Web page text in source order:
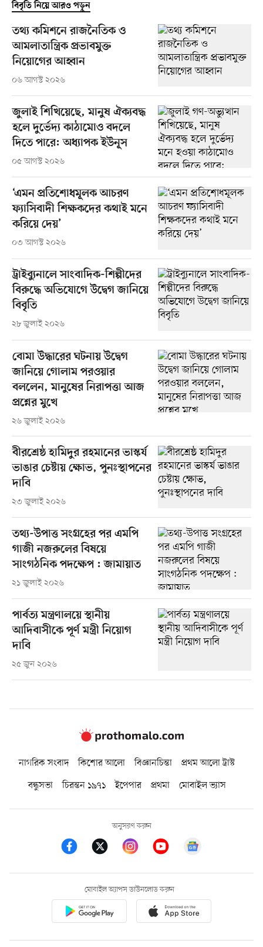
বিবৃতি নিয়ে আরও পড়ুন
তথ্য কমিশনে রাজনৈতিক ও
আমলাতান্ত্রিক প্রভাবমুক্ত
নিয়োগের আহ্বান
০৬ আগস্ট ২০২৬
জুলাই শিখিয়েছে, মানুষ ঐক্যবদ্ধ
হলে দুর্ভেদ্য কাঠামোও বদলে
দিতে পারে: অধ্যাপক ইউনূস
০৫ আগস্ট ২০২৬
‘এমন প্রতিশোধমূলক আচরণ
ফ্যাসিবাদী শিক্ষকদের কথাই মনে
করিয়ে দেয়’
০৩ আগস্ট ২০২৬
ট্রাইব্যুনালে সাংবাদিক-শিল্পীদের
বিরুদ্ধে অভিযোগে উদ্বেগ জানিয়ে
বিবৃতি
২৮ জুলাই ২০২৬
বোমা উদ্ধারের ঘটনায় উদ্বেগ
জানিয়ে গোলাম পরওয়ার
বললেন, মানুষের নিরাপত্তা আজ
প্রশ্নের মুখে
২৬ জুলাই ২০২৬
বীরশ্রেষ্ঠ হামিদুর রহমানের ভাস্কর্য
ভাঙার চেষ্টায় ক্ষোভ, পুনঃস্থাপনের
দাবি
২৩ জুলাই ২০২৬
তথ্য-উপাত্ত সংগ্রহের পর এমপি
গাজী নজরুলের বিষয়ে
সাংগঠনিক পদক্ষেপ : জামায়াত
২১ জুলাই ২০২৬
পার্বত্য মন্ত্রণালয়ে স্থানীয়
আদিবাসীকে পূর্ণ মন্ত্রী নিয়োগ
দাবি
২৫ জুন ২০২৬
নাগরিক সংবাদ কিশোর আলো বিজ্ঞানচিন্তা
প্রথম আলো ট্রাস্ট
বন্ধুসভা
চিরন্তন ১৯৭১ ইপেপার প্রথমা মোবাইল ভ্যাস
অনুসরণ করুন
মোবাইল অ্যাপস ডাউনলোড করুন